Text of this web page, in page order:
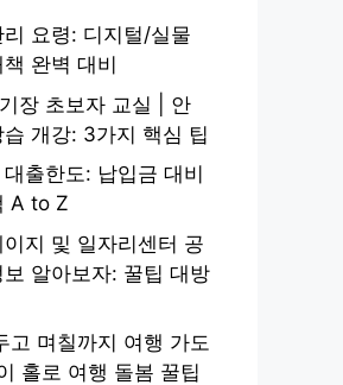
요령: 디지털/실물
완벽 대비
장 초보자 교실 | 안
개강: 3가지 핵심 팁
출한도: 납입금 대비
A to Z
지 및 일자리센터 공
알아보자: 꿀팁 대방
고 며칠까지 여행 가도
홀로 여행 돌봄 꿀팁